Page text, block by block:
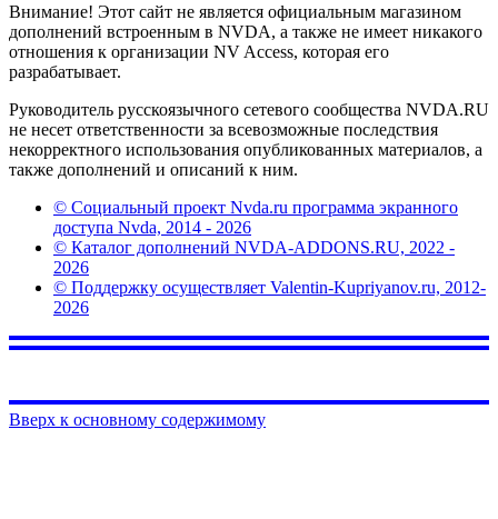
Внимание! Этот сайт не является официальным магазином
дополнений встроенным в NVDA, а также не имеет никакого
отношения к организации NV Access, которая его
разрабатывает.
Руководитель русскоязычного сетевого сообщества NVDA.RU
не несет ответственности за всевозможные последствия
некорректного использования опубликованных материалов, а
также дополнений и описаний к ним.
© Социальный проект Nvda.ru программа экранного
доступа Nvda, 2014 - 2026
© Каталог дополнений NVDA-ADDONS.RU, 2022 -
2026
© Поддержку осуществляет Valentin-Kupriyanov.ru, 2012-
2026
Вверх к основному содержимому